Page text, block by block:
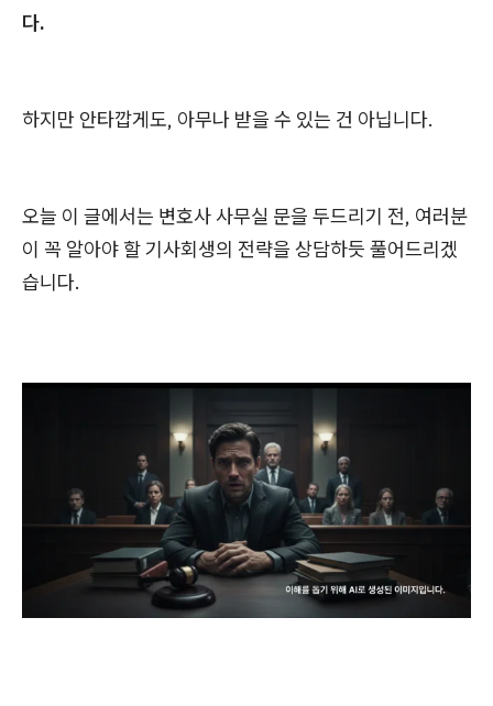
다.
하지만 안타깝게도, 아무나 받을 수 있는 건 아닙니다.
오늘 이 글에서는 변호사 사무실 문을 두드리기 전, 여러분
이 꼭 알아야 할 기사회생의 전략을 상담하듯 풀어드리겠
습니다.